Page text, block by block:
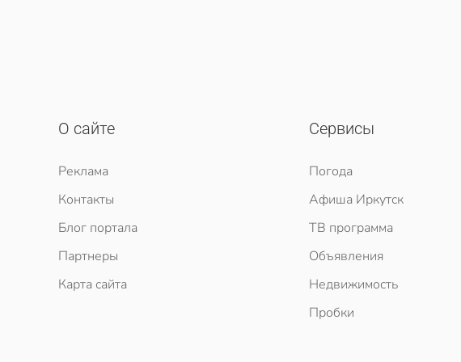
О сайте
Реклама
Контакты
Блог портала
Партнеры
Карта сайта
Сервисы
Погода
Афиша Иркутск
ТВ программа
Объявления
Недвижимость
Пробки